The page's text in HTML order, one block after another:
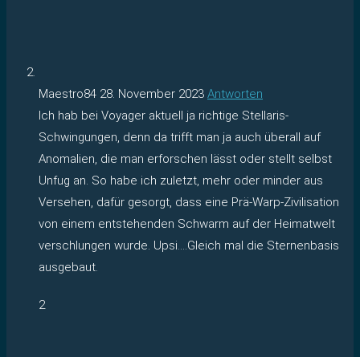
Maestro84 28. November 2023 Antworten
Ich hab bei Voyager aktuell ja richtige Stellaris-
Schwingungen, denn da trifft man ja auch überall auf
Anomalien, die man erforschen lässt oder stellt selbst
Unfug an. So habe ich zuletzt, mehr oder minder aus
Versehen, dafür gesorgt, dass eine Prä-Warp-Zivilisation
von einem entstehenden Schwarm auf der Heimatwelt
verschlungen wurde. Upsi….Gleich mal die Sternenbasis
ausgebaut.
2